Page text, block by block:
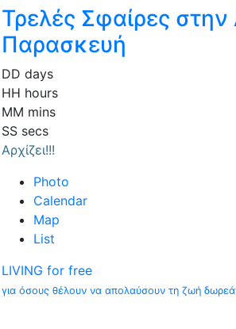
Τρελές Σφαίρες στην
Παρασκευή
DD days
HH hours
MM mins
SS secs
Αρχίζει!!!
Photo
Calendar
Map
List
LIVING for free
για όσους θέλουν να απολαύσουν τη ζωή